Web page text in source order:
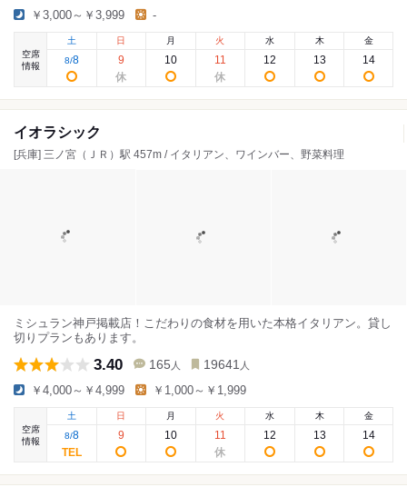
￥3,000～￥3,999 -
空席
情報
土
8/8
日
9
月
10
火
11
水
12
木
13
金
14
イオラシック
[兵庫] 三ノ宮（ＪＲ）駅 457m / イタリアン、ワインバー、野菜料理
ミシュラン神戸掲載店！こだわりの食材を用いた本格イタリアン。貸し
切りプランもあります。
3.40 165 人 19641 人
￥4,000～￥4,999 ￥1,000～￥1,999
空席
情報
土
8/8
日
9
月
10
火
11
水
12
木
13
金
14